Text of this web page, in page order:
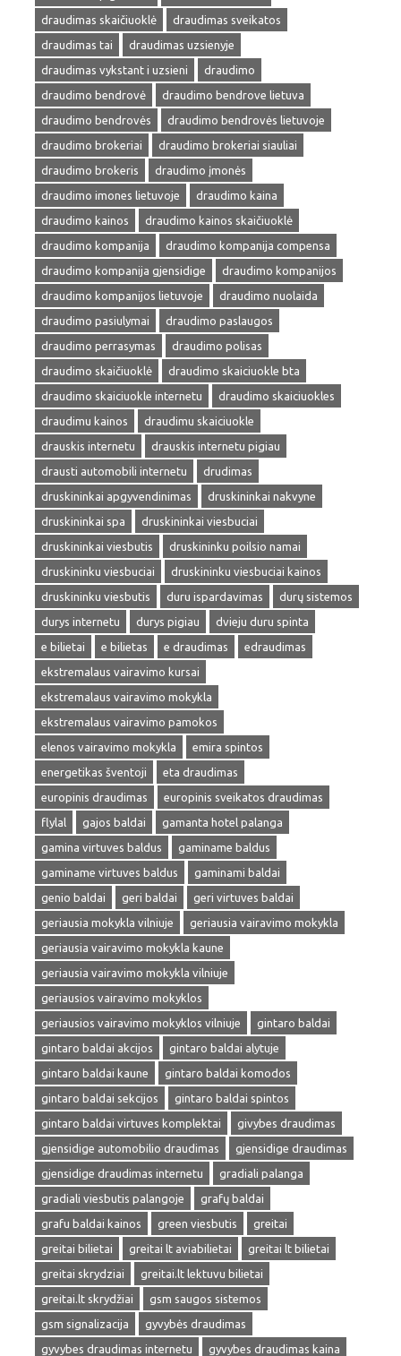
draudimas skaičiuoklė
draudimas sveikatos
draudimas tai
draudimas uzsienyje
draudimas vykstant i uzsieni
draudimo
draudimo bendrovė
draudimo bendrove lietuva
draudimo bendrovės
draudimo bendrovės lietuvoje
draudimo brokeriai
draudimo brokeriai siauliai
draudimo brokeris
draudimo įmonės
draudimo imones lietuvoje
draudimo kaina
draudimo kainos
draudimo kainos skaičiuoklė
draudimo kompanija
draudimo kompanija compensa
draudimo kompanija gjensidige
draudimo kompanijos
draudimo kompanijos lietuvoje
draudimo nuolaida
draudimo pasiulymai
draudimo paslaugos
draudimo perrasymas
draudimo polisas
draudimo skaičiuoklė
draudimo skaiciuokle bta
draudimo skaiciuokle internetu
draudimo skaiciuokles
draudimu kainos
draudimu skaiciuokle
drauskis internetu
drauskis internetu pigiau
drausti automobili internetu
drudimas
druskininkai apgyvendinimas
druskininkai nakvyne
druskininkai spa
druskininkai viesbuciai
druskininkai viesbutis
druskininku poilsio namai
druskininku viesbuciai
druskininku viesbuciai kainos
druskininku viesbutis
duru ispardavimas
durų sistemos
durys internetu
durys pigiau
dvieju duru spinta
e bilietai
e bilietas e draudimas
edraudimas
ekstremalaus vairavimo kursai
ekstremalaus vairavimo mokykla
ekstremalaus vairavimo pamokos
elenos vairavimo mokykla
emira spintos
energetikas šventoji
eta draudimas
europinis draudimas
europinis sveikatos draudimas
flylal
gajos baldai
gamanta hotel palanga
gamina virtuves baldus
gaminame baldus
gaminame virtuves baldus
gaminami baldai
genio baldai
geri baldai
geri virtuves baldai
geriausia mokykla vilniuje
geriausia vairavimo mokykla
geriausia vairavimo mokykla kaune
geriausia vairavimo mokykla vilniuje
geriausios vairavimo mokyklos
geriausios vairavimo mokyklos vilniuje
gintaro baldai
gintaro baldai akcijos
gintaro baldai alytuje
gintaro baldai kaune
gintaro baldai komodos
gintaro baldai sekcijos
gintaro baldai spintos
gintaro baldai virtuves komplektai
givybes draudimas
gjensidige automobilio draudimas
gjensidige draudimas
gjensidige draudimas internetu
gradiali palanga
gradiali viesbutis palangoje
grafų baldai
grafu baldai kainos
green viesbutis
greitai
greitai bilietai
greitai lt aviabilietai
greitai lt bilietai
greitai skrydziai
greitai.lt lektuvu bilietai
greitai.lt skrydžiai
gsm saugos sistemos
gsm signalizacija
gyvybės draudimas
gyvybes draudimas internetu
gyvybes draudimas kaina